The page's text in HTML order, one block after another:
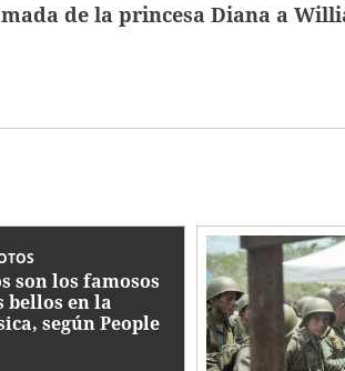
de la princesa Diana a
son los famosos
bellos en la
según People